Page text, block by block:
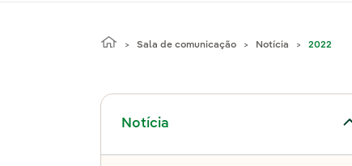
Sala de comunicação Notícia 2022
Notícia
Alternar submenu de Notícia